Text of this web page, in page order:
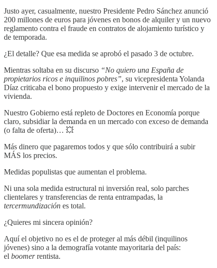
Justo ayer, casualmente, nuestro Presidente Pedro Sánchez anunció
200 millones de euros para jóvenes en bonos de alquiler y un nuevo
reglamento contra el fraude en contratos de alojamiento turístico y
de temporada.
¿El detalle? Que esa medida se aprobó el pasado 3 de octubre.
Mientras soltaba en su discurso “No quiero una España de
propietarios ricos e inquilinos pobres”, su vicepresidenta Yolanda
Díaz criticaba el bono propuesto y exige intervenir el mercado de la
vivienda.
Nuestro Gobierno está repleto de Doctores en Economía porque
claro, subsidiar la demanda en un mercado con exceso de demanda
(o falta de oferta)… 💥
Más dinero que pagaremos todos y que sólo contribuirá a subir
MÁS los precios.
Medidas populistas que aumentan el problema.
Ni una sola medida estructural ni inversión real, solo parches
clientelares y transferencias de renta entrampadas, la
tercermundización es total.
¿Quieres mi sincera opinión?
Aquí el objetivo no es el de proteger al más débil (inquilinos
jóvenes) sino a la demografía votante mayoritaria del país:
el boomerrentista.